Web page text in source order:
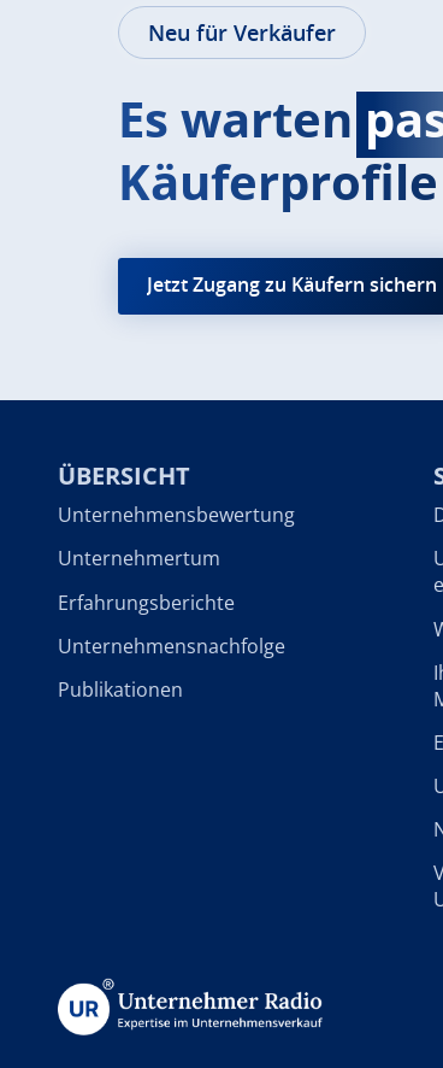
Neu für Verkäufer
Es warten
Käuferprofile
Jetzt Zugang zu Käufern sichern
ÜBERSICHT
Unternehmensbewertung
Unternehmertum
Erfahrungsberichte
Unternehmensnachfolge
Publikationen